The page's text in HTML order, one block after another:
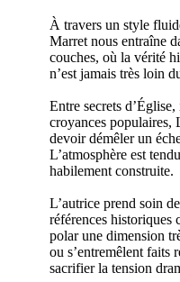
À travers un style
Marret nous entraîne
couches, où la vérité
n’est jamais très loin
Entre secrets
croyances populaires,
devoir démêler un
L’atmosphère est
habilement construite.
L’autrice prend soin
références historiques
polar une dimension
ou s’entremêlent faits
sacrifier la tension